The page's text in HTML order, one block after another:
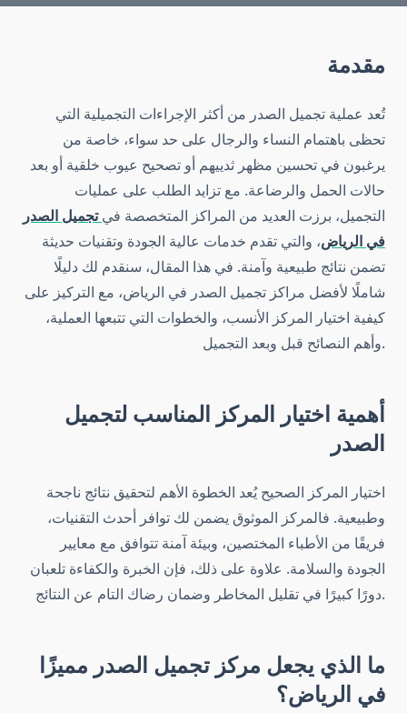
مقدمة
تُعد عملية تجميل الصدر من أكثر الإجراءات التجميلية التي
تحظى باهتمام النساء والرجال على حد سواء، خاصة من
يرغبون في تحسين مظهر ثدييهم أو تصحيح عيوب خلقية أو بعد
حالات الحمل والرضاعة. مع تزايد الطلب على عمليات
التجميل، برزت العديد من المراكز المتخصصة في تجميل الصدر
في الرياض، والتي تقدم خدمات عالية الجودة وتقنيات حديثة
تضمن نتائج طبيعية وآمنة. في هذا المقال، سنقدم لك دليلًا
شاملًا لأفضل مراكز تجميل الصدر في الرياض، مع التركيز على
كيفية اختيار المركز الأنسب، والخطوات التي تتبعها العملية،
وأهم النصائح قبل وبعد التجميل.
أهمية اختيار المركز المناسب لتجميل
الصدر
اختيار المركز الصحيح يُعد الخطوة الأهم لتحقيق نتائج ناجحة
وطبيعية. فالمركز الموثوق يضمن لك توافر أحدث التقنيات،
فريقًا من الأطباء المختصين، وبيئة آمنة تتوافق مع معايير
الجودة والسلامة. علاوة على ذلك، فإن الخبرة والكفاءة تلعبان
دورًا كبيرًا في تقليل المخاطر وضمان رضاك التام عن النتائج.
ما الذي يجعل مركز تجميل الصدر مميزًا
في الرياض؟